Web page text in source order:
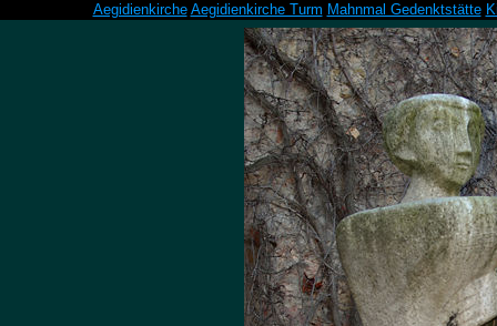
Aegidienkirche Aegidienkirche Turm Mahnmal Gedenktstätte